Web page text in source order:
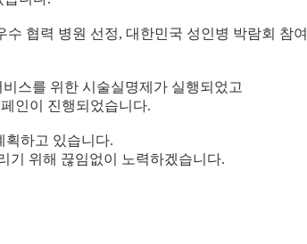
협력 병원 선정, 대한민국 성인병 박람회 참
스를 위한 시술실명제가 실행되었고
인이 진행되었습니다.
획하고 있습니다.
기 위해 끊임없이 노력하겠습니다.